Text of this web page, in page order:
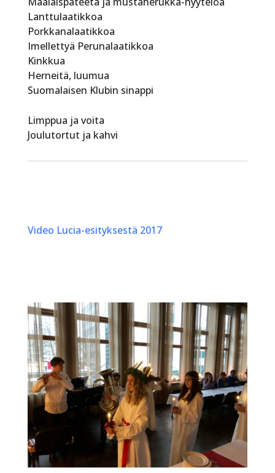
Lanttulaatikkoa
Porkkanalaatikkoa
Imellettyä Perunalaatikkoa
Kinkkua
Herneitä, luumua
Suomalaisen Klubin sinappi
Limppua ja voita
Joulutortut ja kahvi
Video Lucia-esityksestä 2017